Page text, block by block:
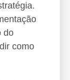
do
como